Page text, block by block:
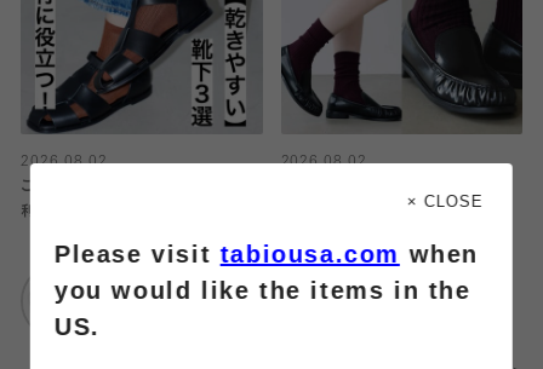
2026.08.02
これからの旅行や帰省時にあると便
利！
エスパル仙台
2026.08.02
靴下屋
× CLOSE
Please visittabiousa.com when
you would like the items in the
US.